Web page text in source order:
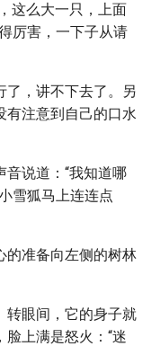
这么大一只，上面
厉害，一下子从请
了，讲不下去了。另
有注意到自己的口水
说道：“我知道哪
雪狐马上连连点
的准备向左侧的树林
转眼间，它的身子就
上满是怒火：“迷